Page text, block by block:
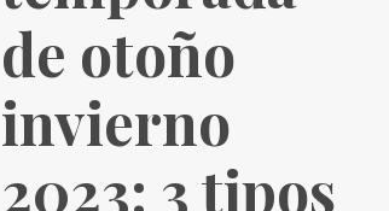
de otoño
invierno
2023: 3 tipos